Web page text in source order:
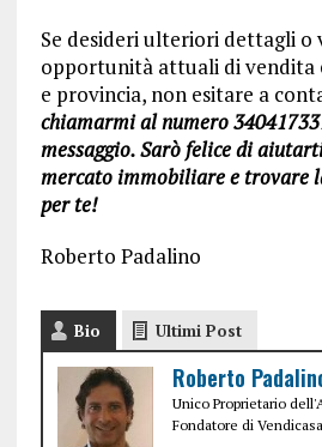
Se desideri ulteriori dettagli o
opportunità attuali di vendita
e provincia, non esitare a
chiamarmi al numero
messaggio. Sarò felice di
mercato immobiliare e trovare
per te!
Roberto Padalino
Bio Ultimi Post
Roberto
Unico Proprietario
Fondatore di